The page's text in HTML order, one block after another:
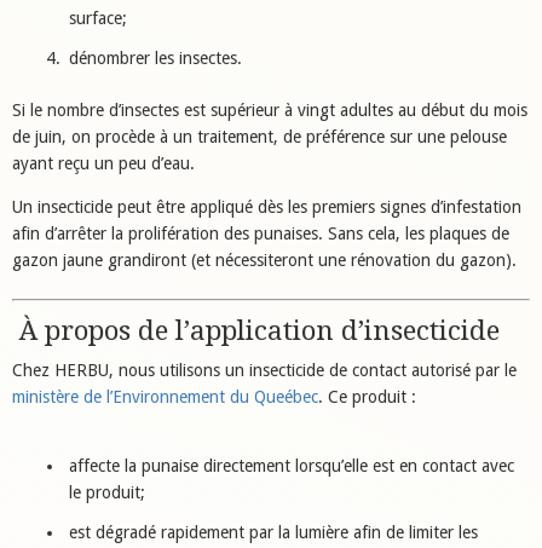
surface;
dénombrer les insectes.
Si le nombre d’insectes est supérieur à vingt adultes au début du mois
de juin, on procède à un traitement, de préférence sur une pelouse
ayant reçu un peu d’eau.
Un insecticide peut être appliqué dès les premiers signes d’infestation
afin d’arrêter la prolifération des punaises. Sans cela, les plaques de
gazon jaune grandiront (et nécessiteront une rénovation du gazon).
À propos de l’application d’insecticide
Chez HERBU, nous utilisons un insecticide de contact autorisé par le
ministère de l’Environnement du Queébec. Ce produit :
affecte la punaise directement lorsqu’elle est en contact avec
le produit;
est dégradé rapidement par la lumière afin de limiter les